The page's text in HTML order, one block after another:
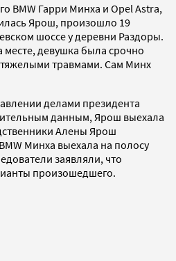
BMW Гарри Минха и Opel Astra,
Ярош, произошло 19
шоссе у деревни Раздоры.
девушка была срочно
тяжелыми травмами. Сам Минх
делами президента
данным, Ярош выехала
Алены Ярош
Минха выехала на полосу
заявляли, что
произошедшего.